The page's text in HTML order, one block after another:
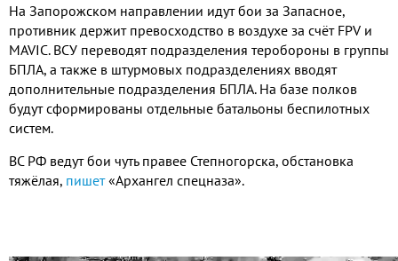
На Запорожском направлении идут бои за Запасное,
противник держит превосходство в воздухе за счёт FPV и
MAVIC. ВСУ переводят подразделения теробороны в группы
БПЛА, а также в штурмовых подразделениях вводят
дополнительные подразделения БПЛА. На базе полков
будут сформированы отдельные батальоны беспилотных
систем.
ВС РФ ведут бои чуть правее Степногорска, обстановка
тяжёлая, пишет«Архангел спецназа».